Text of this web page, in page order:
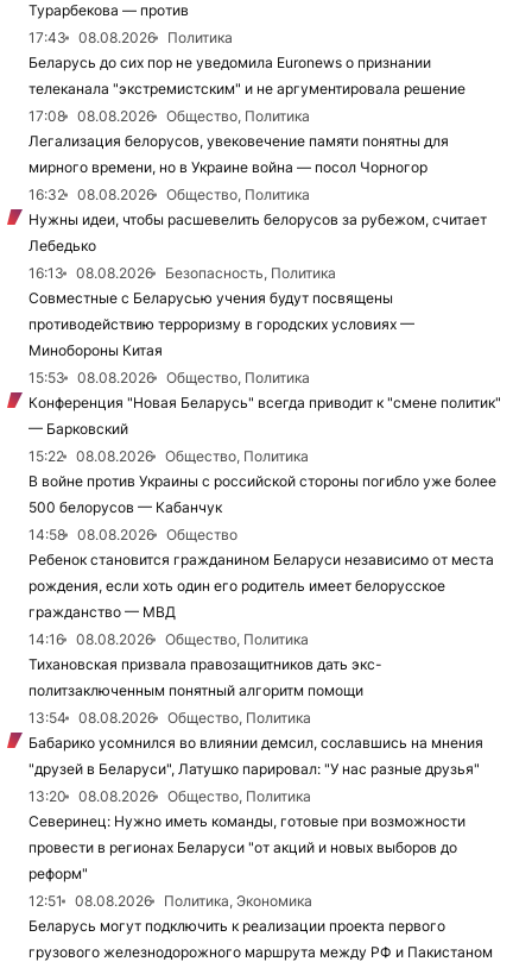
Турарбекова — против
17:43
08.08.2026
Политика
Беларусь до сих пор не уведомила Euronews о признании
телеканала "экстремистским" и не аргументировала решение
17:08
08.08.2026
Общество, Политика
Легализация белорусов, увековечение памяти понятны для
мирного времени, но в Украине война — посол Чорногор
16:32
08.08.2026
Общество, Политика
Нужны идеи, чтобы расшевелить белорусов за рубежом, считает
Лебедько
16:13
08.08.2026
Безопасность, Политика
Совместные с Беларусью учения будут посвящены
противодействию терроризму в городских условиях —
Минобороны Китая
15:53
08.08.2026
Общество, Политика
Конференция "Новая Беларусь" всегда приводит к "смене политик"
— Барковский
15:22
08.08.2026
Общество, Политика
В войне против Украины с российской стороны погибло уже более
500 белорусов — Кабанчук
14:58
08.08.2026
Общество
Ребенок становится гражданином Беларуси независимо от места
рождения, если хоть один его родитель имеет белорусское
гражданство — МВД
14:16
08.08.2026
Общество, Политика
Тихановская призвала правозащитников дать экс-
политзаключенным понятный алгоритм помощи
13:54
08.08.2026
Общество, Политика
Бабарико усомнился во влиянии демсил, сославшись на мнения
"друзей в Беларуси", Латушко парировал: "У нас разные друзья"
13:20
08.08.2026
Общество, Политика
Северинец: Нужно иметь команды, готовые при возможности
провести в регионах Беларуси "от акций и новых выборов до
реформ"
12:51
08.08.2026
Политика, Экономика
Беларусь могут подключить к реализации проекта первого
грузового железнодорожного маршрута между РФ и Пакистаном